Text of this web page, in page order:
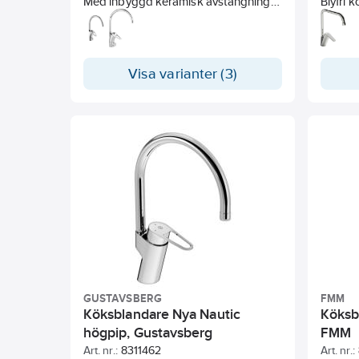
för disk- och tvättmaskin. Omställbar
mellan kv och vv, inställd på kv 1-håls.
Med Soft PEX-rör. Med DM
Visa varianter (3)
Med
för
GUSTAVSBERG
Köksblandare Nya Nautic
högpip, Gustavsberg
Art. nr.: 8311462
FMM
FMM
Art. nr.: